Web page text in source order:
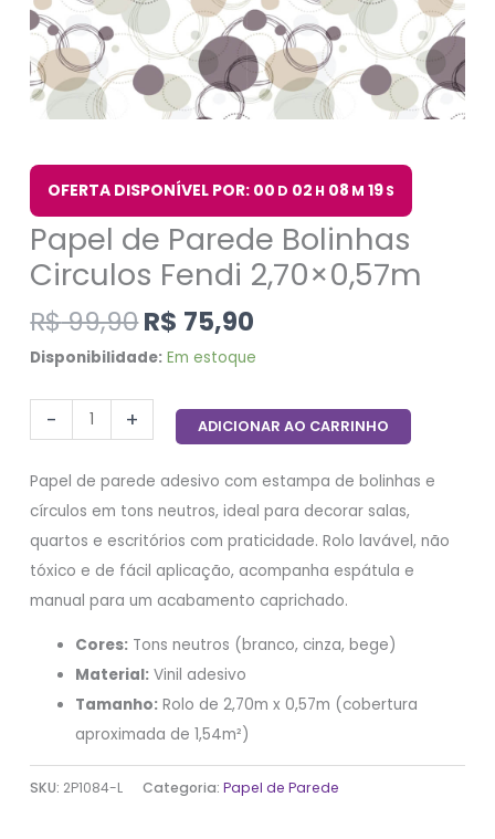
OFERTA DISPONÍVEL POR: 00 D 02 H 08 M 19S
Papel de Parede Bolinhas
Circulos Fendi 2,70×0,57m
R$99,90R$ 75,90
Disponibilidade: Em estoque
- + ADICIONAR AO CARRINHO
Papel de parede adesivo com estampa de bolinhas e
círculos em tons neutros, ideal para decorar salas,
quartos e escritórios com praticidade. Rolo lavável, não
tóxico e de fácil aplicação, acompanha espátula e
manual para um acabamento caprichado.
Cores: Tons neutros (branco, cinza, bege)
Material: Vinil adesivo
Tamanho: Rolo de 2,70m x 0,57m (cobertura
aproximada de 1,54m²)
SKU: 2P1084-L Categoria:Papel de Parede